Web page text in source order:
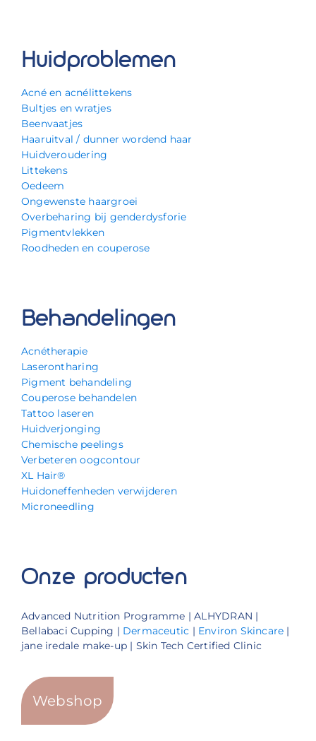
Huidproblemen
Acné en acnélittekens
Bultjes en wratjes
Beenvaatjes
Haaruitval / dunner wordend haar
Huidveroudering
Littekens
Oedeem
Ongewenste haargroei
Overbeharing bij genderdysforie
Pigmentvlekken
Roodheden en couperose
Behandelingen
Acnétherapie
Laserontharing
Pigment behandeling
Couperose behandelen
Tattoo laseren
Huidverjonging
Chemische peelings
Verbeteren oogcontour
XL Hair®
Huidoneffenheden verwijderen
Microneedling
Onze producten
Advanced Nutrition Programme | ALHYDRAN |
Bellabaci Cupping | Dermaceutic | Environ Skincare |
jane iredale make-up | Skin Tech Certified Clinic
Webshop